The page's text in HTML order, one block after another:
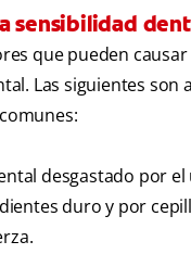
sensibilidad
que pueden causar
Las siguientes son
desgastado por el
duro y por